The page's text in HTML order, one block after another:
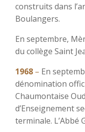
construits dans
Boulangers.
En septembre,
du collège Saint
1968 – En
dénomination
Chaumontaise
d’Enseignement
terminale. L’Abbé